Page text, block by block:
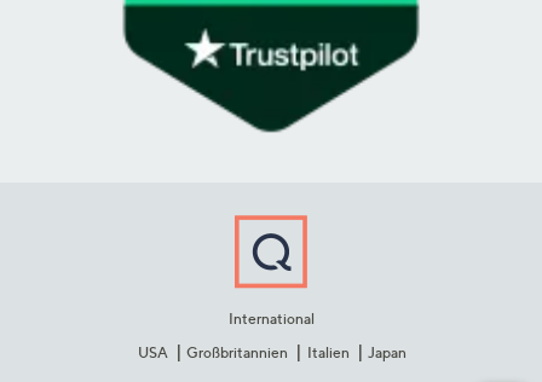
International
USA
Großbritannien Italien Japan